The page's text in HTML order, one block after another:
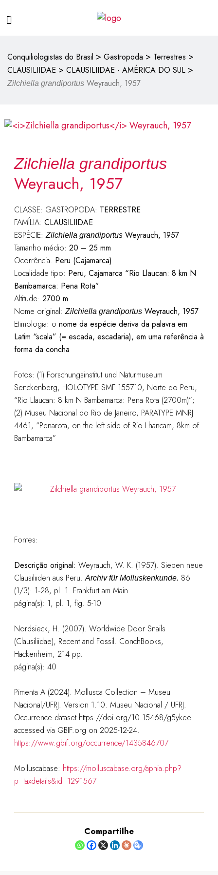
Conquiliologistas do Brasil > Gastropoda > Terrestres >
CLAUSILIIDAE > CLAUSILIIDAE - AMÉRICA DO SUL >
Zilchiella grandiportus Weyrauch, 1957
Zilchiella grandiportus
Weyrauch, 1957
CLASSE: GASTROPODA: TERRESTRE
FAMÍLIA: CLAUSILIIDAE
ESPÉCIE:Zilchiella grandiportusWeyrauch, 1957
Tamanho médio: 20 – 25 mm
Ocorrência: Peru (Cajamarca)
Localidade tipo: Peru, Cajamarca “Rio Llaucan: 8 km N
Bambamarca: Pena Rota”
Altitude: 2700 m
Nome original:Zilchiella grandiportusWeyrauch, 1957
Etimologia: o nome da espécie deriva da palavra em
Latim “scala” (= escada, escadaria), em uma referência à
forma da concha
Fotos: (1) Forschungsinstitut und Naturmuseum
Senckenberg, HOLOTYPE SMF 155710, Norte do Peru,
“Rio Llaucan: 8 km N Bambamarca: Pena Rota (2700m)”;
(2) Museu Nacional do Rio de Janeiro, PARATYPE MNRJ
4461, “Penarota, on the left side of Rio Lhancam, 8km of
Bambamarca”
Fontes:
Descrição original: Weyrauch, W. K. (1957). Sieben neue
Clausiliiden aus Peru.Archiv für Molluskenkunde. 86
(1/3): 1‑28, pl. 1. Frankfurt am Main.
página(s): 1, pl. 1, fig. 5-10
Nordsieck, H. (2007). Worldwide Door Snails
(Clausiliidae), Recent and Fossil. ConchBooks,
Hackenheim, 214 pp.
página(s): 40
Pimenta A (2024). Mollusca Collection – Museu
Nacional/UFRJ. Version 1.10. Museu Nacional / UFRJ.
Occurrence dataset https://doi.org/10.15468/g5ykee
accessed via GBIF.org on 2025-12-24.
https://www.gbif.org/occurrence/1435846707
Molluscabase: https://molluscabase.org/aphia.php?
p=taxdetails&id=1291567
Compartilhe